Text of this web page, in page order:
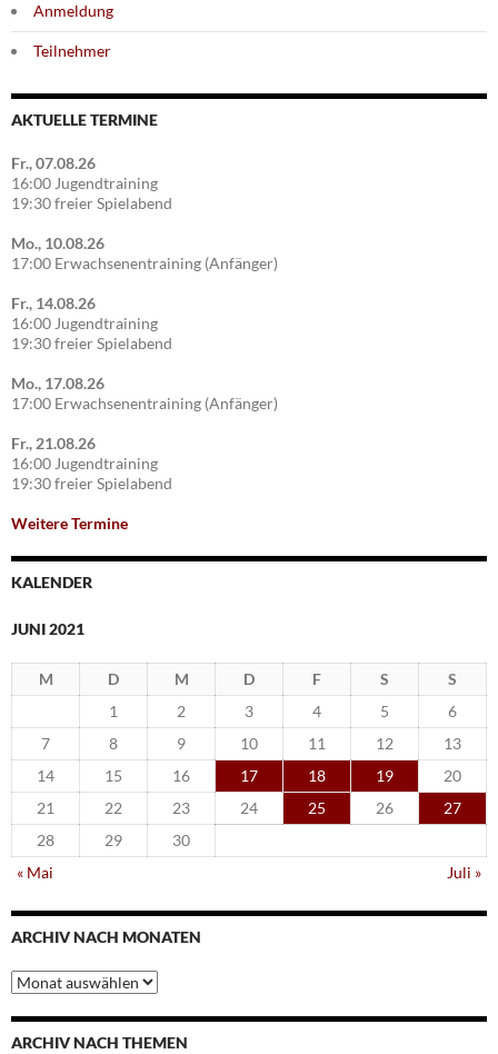
Anmeldung
Teilnehmer
AKTUELLE TERMINE
Fr., 07.08.26
16:00 Jugendtraining
19:30 freier Spielabend
Mo., 10.08.26
17:00 Erwachsenentraining (Anfänger)
Fr., 14.08.26
16:00 Jugendtraining
19:30 freier Spielabend
Mo., 17.08.26
17:00 Erwachsenentraining (Anfänger)
Fr., 21.08.26
16:00 Jugendtraining
19:30 freier Spielabend
Weitere Termine
KALENDER
JUNI 2021
M D M D F S
S
1
2 3 4 5
6
7
8 9 10 11 12
13
14
15 16 17 18 19
20
21
22 23 24 25 26
27
28
29
30
« Mai
Juli »
ARCHIV NACH MONATEN
Archiv
nach
Monaten
ARCHIV NACH THEMEN